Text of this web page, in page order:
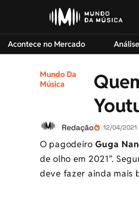
Acontece no Mercado
Mundo Da
Música
Redação 12/04/2021
O pagodeiro Guga
de olho em 2021”.
deve fazer ainda mais